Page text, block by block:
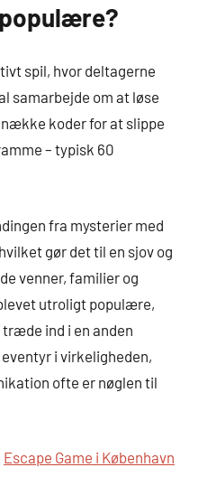
spil, hvor deltagerne
samarbejde om at løse
koder for at slippe
– typisk 60
fra mysterier med
gør det til en sjov og
venner, familier og
utroligt populære,
ind i en anden
i virkeligheden,
ofte er nøglen til
Escape Game i København